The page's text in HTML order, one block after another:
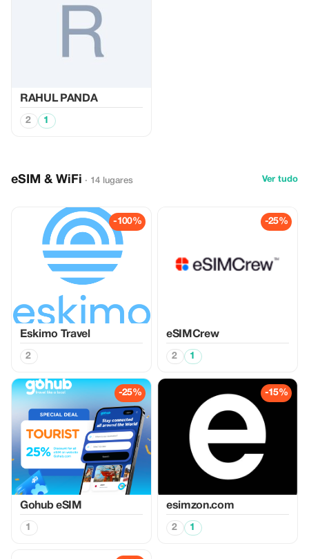
RAHUL PANDA
2 1
eSIM & WiFi · 14 lugares Ver tudo
-100%
Eskimo Travel
2
-25%
eSIMCrew
2 1
-25%
Gohub eSIM
1
-15%
esimzon.com
2 1